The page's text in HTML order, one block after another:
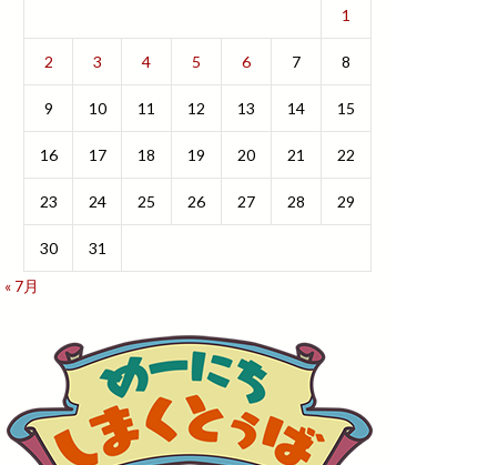
1
2 3 4 5 6 7 8
9 10 11 12 13 14 15
16 17 18 19 20 21 22
23 24 25 26 27 28 29
30
31
« 7月